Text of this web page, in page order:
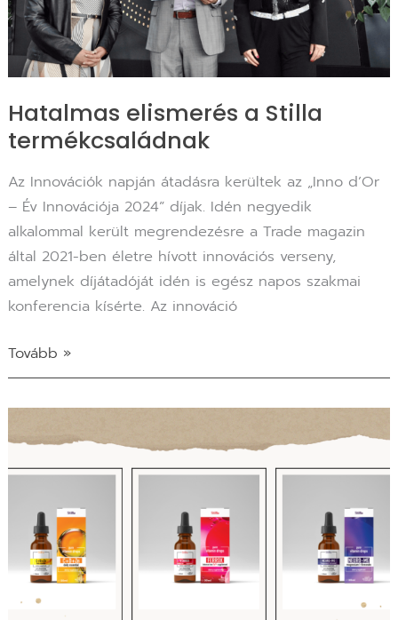
Hatalmas elismerés a Stilla
termékcsaládnak
Az Innovációk napján átadásra kerültek az „Inno d’Or
– Év Innovációja 2024” díjak. Idén negyedik
alkalommal került megrendezésre a Trade magazin
által 2021-ben életre hívott innovációs verseny,
amelynek díjátadóját idén is egész napos szakmai
konferencia kísérte. Az innováció
Tovább »
javallatok
–
Ferrox,
C+D+Zn,
Neuro